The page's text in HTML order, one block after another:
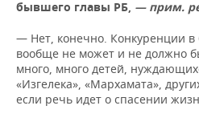
бывшего главы РБ, — прим.
— Нет, конечно. Конкуренции в
вообще не может и не должно
много, много детей,
«Изгелека», «Мархамата»,
если речь идет о спасении